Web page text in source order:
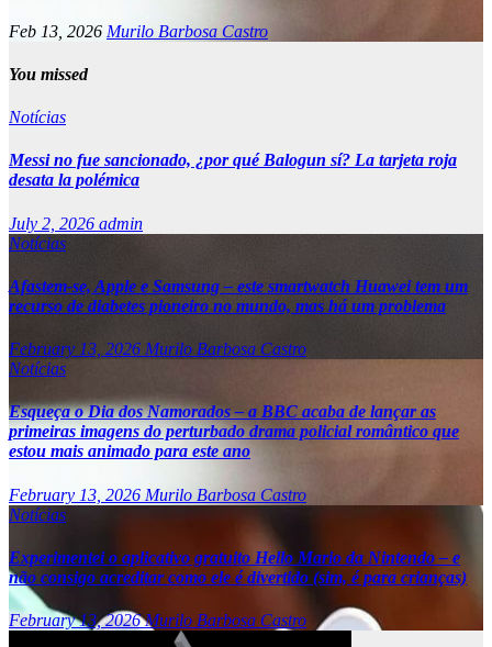
Feb 13, 2026 Murilo Barbosa Castro
You missed
Notícias
Messi no fue sancionado, ¿por qué Balogun sí? La tarjeta roja
desata la polémica
July 2, 2026 admin
Notícias
Afastem-se, Apple e Samsung – este smartwatch Huawei tem um
recurso de diabetes pioneiro no mundo, mas há um problema
February 13, 2026 Murilo Barbosa Castro
Notícias
Esqueça o Dia dos Namorados – a BBC acaba de lançar as
primeiras imagens do perturbado drama policial romântico que
estou mais animado para este ano
February 13, 2026 Murilo Barbosa Castro
Notícias
Experimentei o aplicativo gratuito Hello Mario da Nintendo – e
não consigo acreditar como ele é divertido (sim, é para crianças)
February 13, 2026Murilo Barbosa Castro